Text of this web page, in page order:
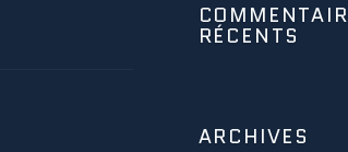
RÉCENTS
ARCHIVES